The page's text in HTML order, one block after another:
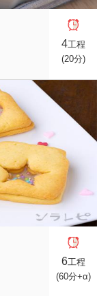
4工程
(20分)
6工程
(60分+α)